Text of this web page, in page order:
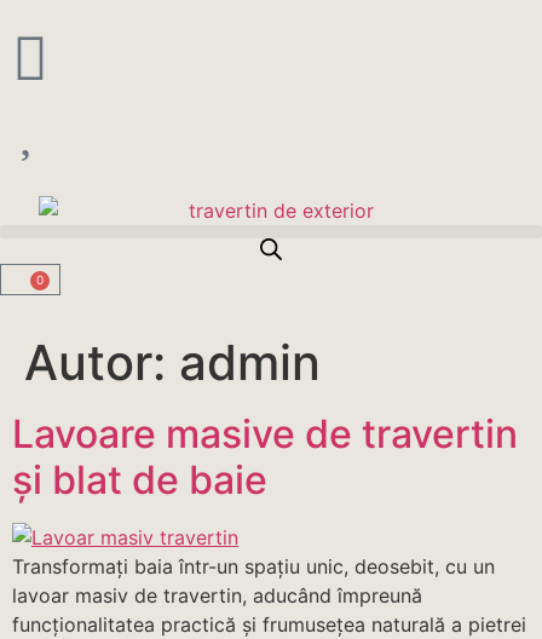
0
Autor: admin
Lavoare masive de travertin
și blat de baie
Transformați baia într-un spațiu unic, deosebit, cu un
lavoar masiv de travertin, aducând împreună
funcționalitatea practică și frumusețea naturală a pietrei